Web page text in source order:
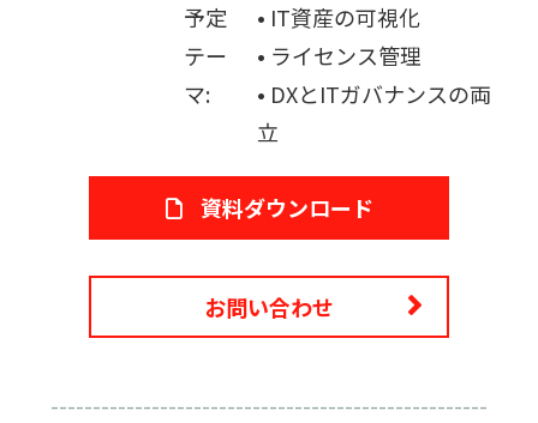
予定
テー
マ:
• IT資産の可視化
• ライセンス管理
• DXとITガバナンスの両
立
資料ダウンロード
お問い合わせ
----------------------------------------------------